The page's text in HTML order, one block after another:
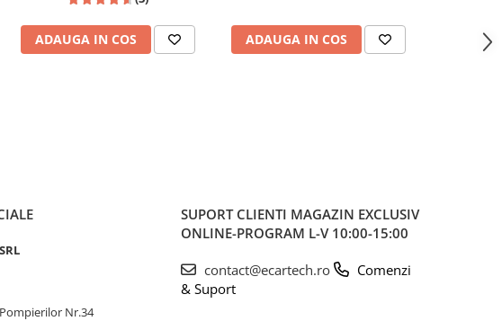
FHD 10.1 Inch
ADAUGA IN COS
HD
ADAUGA IN COS
Nr.34
SUPORT CLIENTI MAGAZIN EXCLUSIV
ONLINE-PROGRAM L-V 10:00-15:00
contact@ecartech.ro
Comenzi
& Suport